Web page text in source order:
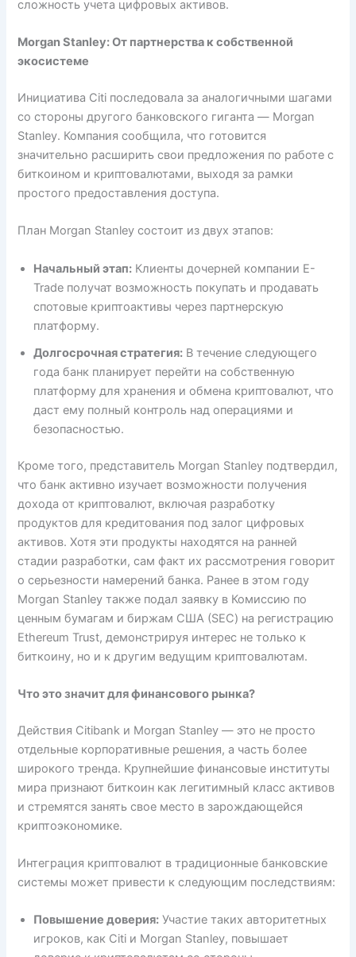
сложность учета цифровых активов.
Morgan Stanley: От партнерства к собственной
экосистеме
Инициатива Citi последовала за аналогичными шагами
со стороны другого банковского гиганта — Morgan
Stanley. Компания сообщила, что готовится
значительно расширить свои предложения по работе с
биткоином и криптовалютами, выходя за рамки
простого предоставления доступа.
План Morgan Stanley состоит из двух этапов:
Начальный этап: Клиенты дочерней компании E-
Trade получат возможность покупать и продавать
спотовые криптоактивы через партнерскую
платформу.
Долгосрочная стратегия: В течение следующего
года банк планирует перейти на собственную
платформу для хранения и обмена криптовалют, что
даст ему полный контроль над операциями и
безопасностью.
Кроме того, представитель Morgan Stanley подтвердил,
что банк активно изучает возможности получения
дохода от криптовалют, включая разработку
продуктов для кредитования под залог цифровых
активов. Хотя эти продукты находятся на ранней
стадии разработки, сам факт их рассмотрения говорит
о серьезности намерений банка. Ранее в этом году
Morgan Stanley также подал заявку в Комиссию по
ценным бумагам и биржам США (SEC) на регистрацию
Ethereum Trust, демонстрируя интерес не только к
биткоину, но и к другим ведущим криптовалютам.
Что это значит для финансового рынка?
Действия Citibank и Morgan Stanley — это не просто
отдельные корпоративные решения, а часть более
широкого тренда. Крупнейшие финансовые институты
мира признают биткоин как легитимный класс активов
и стремятся занять свое место в зарождающейся
криптоэкономике.
Интеграция криптовалют в традиционные банковские
системы может привести к следующим последствиям:
Повышение доверия: Участие таких авторитетных
игроков, как Citi и Morgan Stanley, повышает